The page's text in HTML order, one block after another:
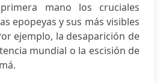
mano los cruciales
epopeyas y sus más visibles
ejemplo, la desaparición de
mundial o la escisión de